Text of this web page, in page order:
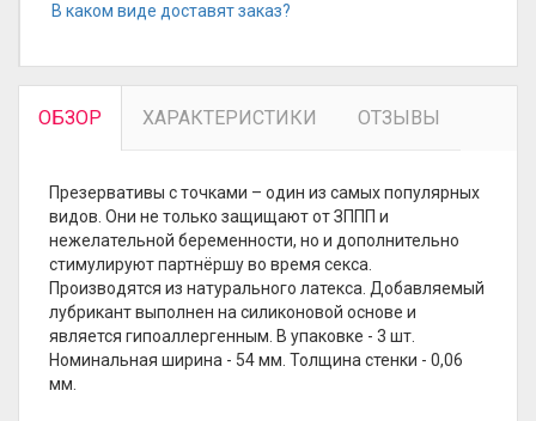
В каком виде доставят заказ?
ОБЗОР ХАРАКТЕРИСТИКИ ОТЗЫВЫ
Презервативы с точками – один из самых популярных
видов. Они не только защищают от ЗППП и
нежелательной беременности, но и дополнительно
стимулируют партнёршу во время секса.
Производятся из натурального латекса. Добавляемый
лубрикант выполнен на силиконовой основе и
является гипоаллергенным. В упаковке - 3 шт.
Номинальная ширина - 54 мм. Толщина стенки - 0,06
мм.